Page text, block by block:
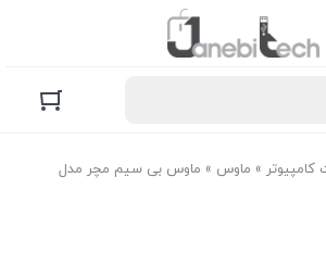
» ماوس » ماوس بی سیم مچر مدل